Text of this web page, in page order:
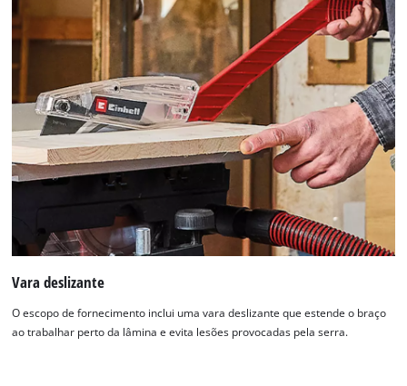
Vara deslizante
O escopo de fornecimento inclui uma vara deslizante que estende o braço
ao trabalhar perto da lâmina e evita lesões provocadas pela serra.